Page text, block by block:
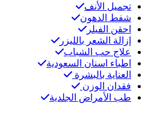
تجميل الأنف
شفط الدهون
احقن الفيلر
إزالة الشعر بالليزر
علاج حب الشباب
اطباء اسنان السعودية
العناية بالبشرة
فقدان الوزن
طب الأمراض الجلدية